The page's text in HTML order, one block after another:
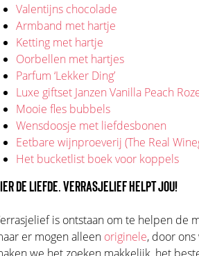
Valentijns chocolade
Armband met hartje
Ketting met hartje
Oorbellen met hartjes
Parfum ‘Lekker Ding’
Luxe giftset Janzen Vanilla Peach
Mooie fles bubbels
Wensdoosje met liefdesbonen
Eetbare wijnproeverij (The Real
Het bucketlist boek voor koppels
DE LIEFDE. VERRASJELIEF HELPT JOU!
is ontstaan om te helpen de
er mogen alleen originele, door